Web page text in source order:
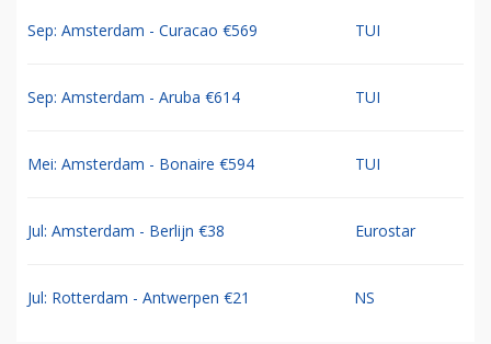
Sep: Amsterdam - Curacao €569 TUI
Sep: Amsterdam - Aruba €614 TUI
Mei: Amsterdam - Bonaire €594 TUI
Jul: Amsterdam - Berlijn €38 Eurostar
Jul: Rotterdam - Antwerpen €21 NS